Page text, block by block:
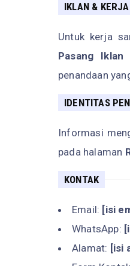
IKLAN &
Untuk kerja
Pasang Iklan
penandaan
IDENTITAS
Informasi
pada halaman
KONTAK
Email: [isi
WhatsApp:
Alamat: [isi